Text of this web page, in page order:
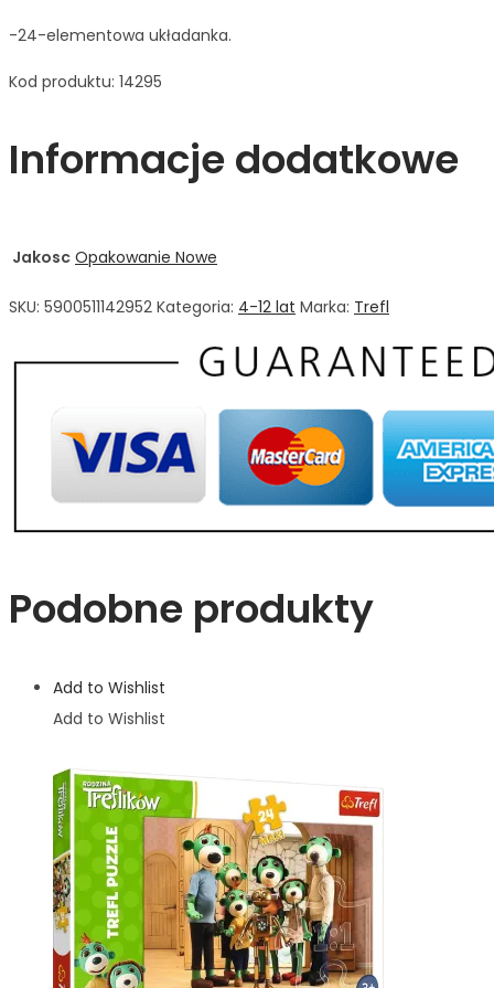
-24-elementowa układanka.
Kod produktu: 14295
Informacje dodatkowe
Jakosc Opakowanie Nowe
SKU: 5900511142952 Kategoria: 4-12 lat Marka: Trefl
Podobne produkty
Add to Wishlist
Add to Wishlist